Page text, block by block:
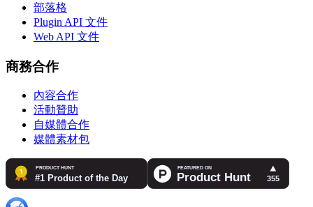
部落格
Plugin API 文件
Web API 文件
商務合作
內容合作
活動贊助
自媒體合作
媒體素材包